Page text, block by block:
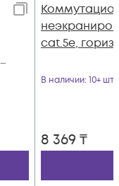
cat.5e,
В наличии: 10+ шт
8 369 ₸